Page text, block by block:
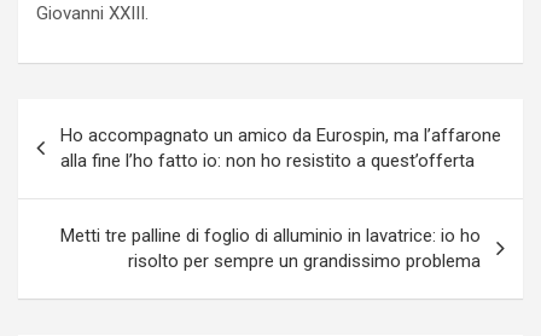
Giovanni XXIII.
articoli
Ho accompagnato un amico da Eurospin, ma l’affarone
alla fine l’ho fatto io: non ho resistito a quest’offerta
Metti tre palline di foglio di alluminio in lavatrice: io ho
risolto per sempre un grandissimo problema